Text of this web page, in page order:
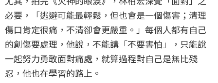
必要，「逃避可能最輕鬆，但也會是一個傷害；清理
傷口肯定很痛，不清卻會更嚴重。」每個人都有自己
的創傷要處理，他說，不能講「不要害怕」，只能說
一起努力勇敢面對痛處，就算過程對自己是無比殘
忍，他也在學習的路上。